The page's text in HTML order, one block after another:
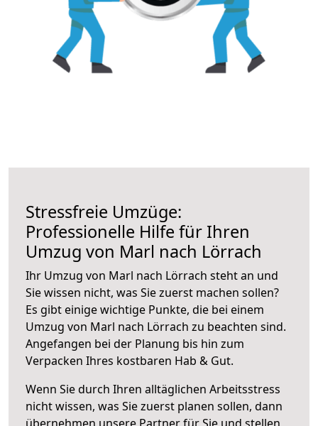
Stressfreie Umzüge:
Professionelle Hilfe für Ihren
Umzug von Marl nach Lörrach
Ihr Umzug von Marl nach Lörrach steht an und
Sie wissen nicht, was Sie zuerst machen sollen?
Es gibt einige wichtige Punkte, die bei einem
Umzug von Marl nach Lörrach zu beachten sind.
Angefangen bei der Planung bis hin zum
Verpacken Ihres kostbaren Hab & Gut.
Wenn Sie durch Ihren alltäglichen Arbeitsstress
nicht wissen, was Sie zuerst planen sollen, dann